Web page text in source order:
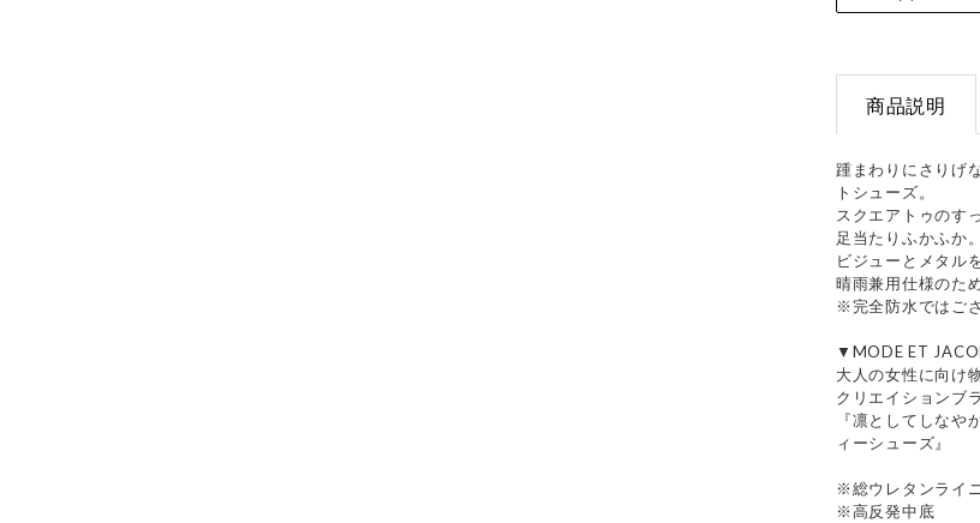
商品説明
踵まわりにさりげ
トシューズ。
スクエアトゥのす
足当たりふかふか。
ビジューとメタル
晴雨兼用仕様のた
※完全防水ではご
▼MODE ET
大人の女性に向け
クリエイションブ
『凛としてしな
ィーシューズ』
※総ウレタンライ
※高反発中底